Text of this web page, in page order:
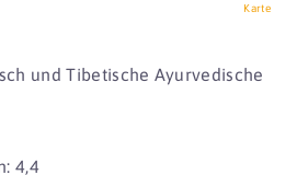
Karte
und Tibetische Ayurvedische
4,4